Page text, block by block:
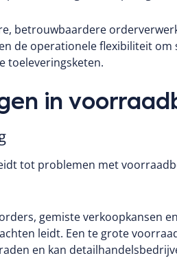
betrouwbaardere
de operationele flexibiliteit om
toeleveringsketen.
in
tot problemen met
gemiste verkoopkansen
leidt. Een te grote
en kan